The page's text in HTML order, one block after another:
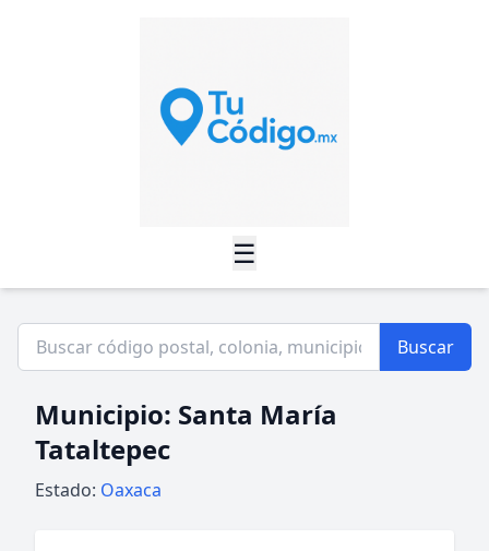
☰
Buscar
Municipio: Santa María
Tataltepec
Estado: Oaxaca